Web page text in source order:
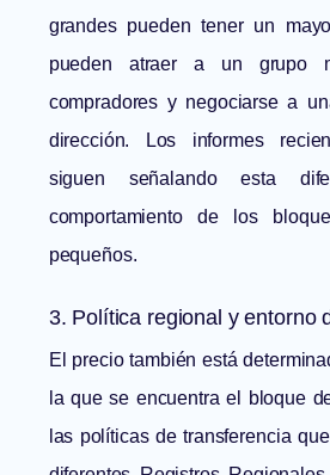
grandes pueden tener un
pueden atraer a un grupo
compradores y negociarse a
dirección. Los informes
siguen señalando esta
comportamiento de los
pequeños.
3. Política regional y entorno
El precio también está
la que se encuentra el bloque
las políticas de transferencia